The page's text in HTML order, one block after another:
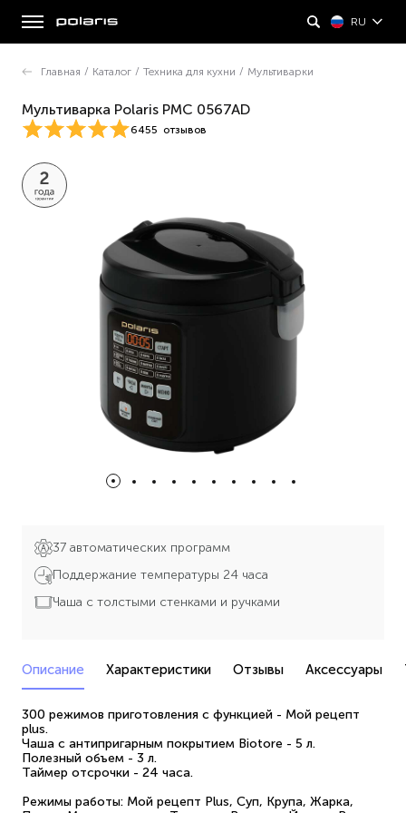
RU
Главная / Каталог / Техника для кухни / Мультиварки
Мультиварка Polaris PMC 0567AD
6455 отзывов
37 автоматических программ
Поддержание температуры 24 часа
Чаша с толстыми стенками и ручками
Описание Характеристики Отзывы Аксессуары
300 режимов приготовления с функцией - Мой рецепт
plus.
Чаша с антипригарным покрытием Biotore - 5 л.
Полезный объем - 3 л.
Таймер отсрочки - 24 часа.
Режимы работы: Мой рецепт Plus, Суп, Крупа, Жарка,